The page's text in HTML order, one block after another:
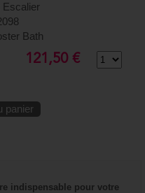
Escalier
Bath
121,50 €
panier
indispensable pour votre